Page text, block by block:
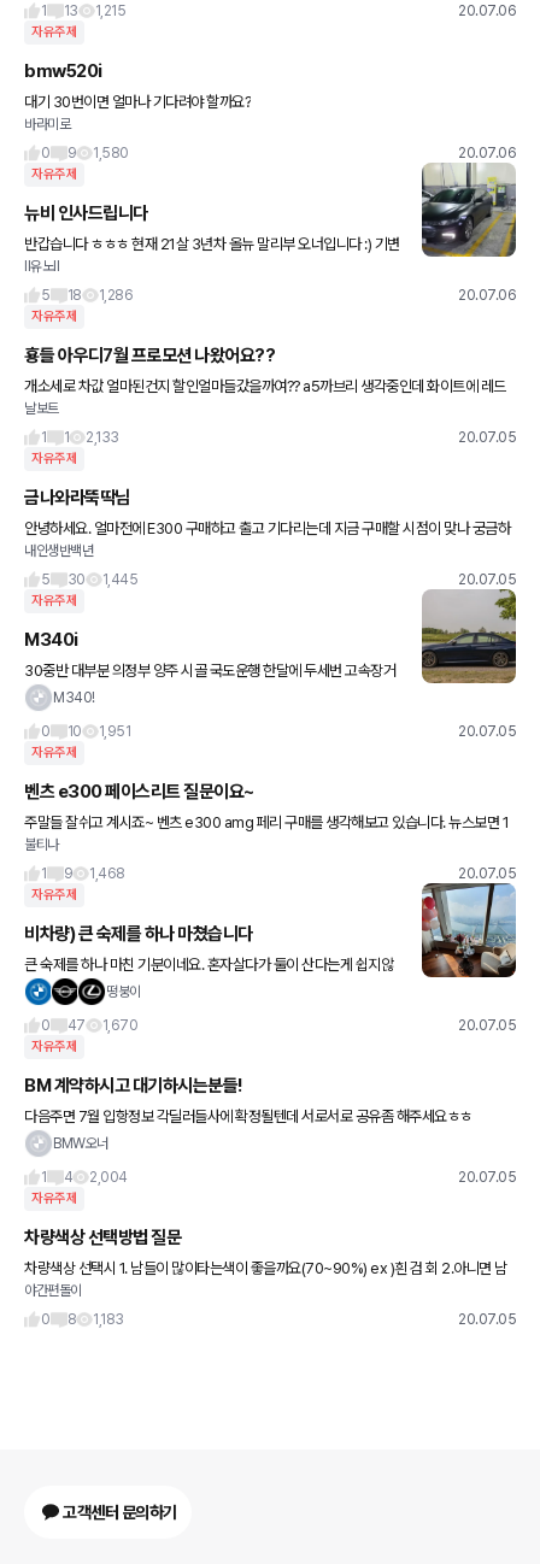
1
13 1,215 20.07.06
자유주제
bmw520i
대기 30번이면 얼마나 기다려야 할까요?
바라미로
0
9 1,580 20.07.06
자유주제
뉴비 인사드립니다
반갑습니다 ㅎㅎㅎ 현재 21살 3년차 올뉴 말리부 오너입니다 :) 기변
병이 심하게 와서 여기저기 알아보던 와중 겟차를 알게되어서 인사드
립니닷! 잘부탁드립니다 ㅎㅎ
ll유노ll
5
18 1,286 20.07.06
자유주제
횽들 아우디7월 프로모션 나왔어요??
개소세로 차값 얼마된건지 할인얼마들갔을까여?? a5까브리 생각중인데 화이트에 레드
소프트탑 베이지시트 당연히 재고없겠죠?? 주문넣으면 얼마나 걸릴까여??
날보트
1
1 2,133 20.07.05
자유주제
금나와라뚝딱님
안녕하세요. 얼마전에 E300 구매하고 출고 기다리는데 지금 구매할 시점이 맞나 궁금하
네요 처남이 겟차 눈팅하는데 거의 신의 영역이라고 하던데 금뚝님한테 물어보는게 제일
정확할거라고해서 가입하고 글
내인생반백년
5
30 1,445 20.07.05
자유주제
M340i
30중반 대부분 의정부 양주 시골 국도운행 한달에 두세번 고속장거
리 다님니다 현재 i40살룬 4년차인데 장거리다녀오면 좀 피곤하네
M340!
0
10 1,951 20.07.05
자유주제
벤츠 e300 페이스리트 질문이요~
주말들 잘쉬고 계시죠~ 벤츠 e300 amg 페리 구매를 생각해보고 있습니다. 뉴스보면 1
0월에서 내년일수도 있다고 하는데.. 정확히는 아직 모르는건가요? 계약관련해서는 지금
사전에 계약을 할수
불티나
1
9 1,468 20.07.05
자유주제
비차량) 큰 숙제를 하나 마쳤습니다
큰 숙제를 하나 마친 기분이네요. 혼자살다가 둘이 산다는게 쉽지않
을거라는 생각이 벌써부터 들기시작하네요^^;; 이돈저돈 다 끌어다
떵붕이
0
47 1,670 20.07.05
자유주제
BM 계약하시고 대기하시는분들!
다음주면 7월 입항정보 각딜러들사에 확정될텐데 서로서로 공유좀 해주세요ㅎㅎ
BMW오너
1
4 2,004 20.07.05
자유주제
차량색상 선택방법 질문
차량색상 선택시 1. 남들이 많이타는색이 좋을까요(70~90%) ex )흰 검 회 2.아니면 남
들이 적당히 타는차량이 좋을까요? 3.독특한 색깔이 좋을까요? 색상은 개취라고 하지만
실물색상
야간편돌이
0
8 1,183 20.07.05
고객센터 문의하기